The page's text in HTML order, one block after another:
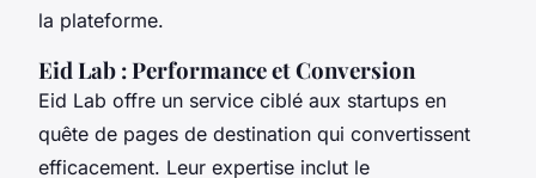
la plateforme.
Eid Lab : Performance et Conversion
Eid Lab offre un service ciblé aux startups en
quête de pages de destination qui convertissent
efficacement. Leur expertise inclut le